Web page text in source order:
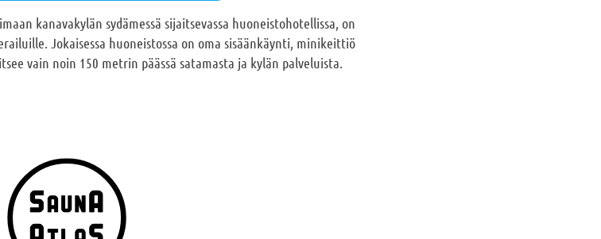
kanavakylän sydämessä sijaitsevassa huoneistohotellissa, on
Jokaisessa huoneistossa on oma sisäänkäynti, minikeittiö
vain noin 150 metrin päässä satamasta ja kylän palveluista.